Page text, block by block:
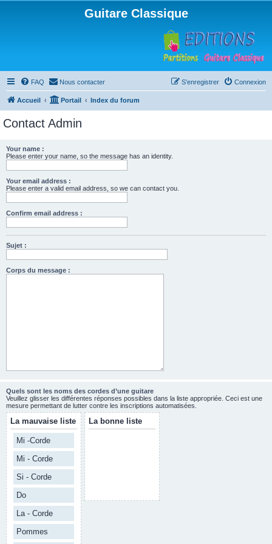
Guitare Classique
FAQ Nous contacter Connexion
S’enregistrer
Accueil Portail Index du forum
Contact Admin
Your name :
Please enter your name, so the message has an identity.
Your email address :
Please enter a valid email address, so we can contact you.
Confirm email address :
Sujet :
Corps du message :
Quels sont les noms des cordes d’une guitare
Veuillez glisser les différentes réponses possibles dans la liste appropriée. Ceci est une
mesure permettant de lutter contre les inscriptions automatisées.
La mauvaise liste
Mi -Corde
Mi - Corde
Si - Corde
Do
La - Corde
Pommes
La bonne liste